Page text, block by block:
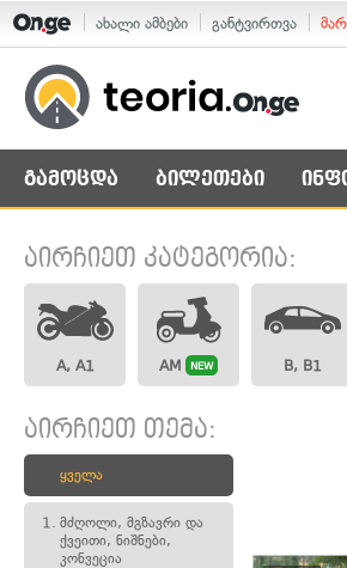
ახალი ამბები განტვირთვა
გამოცდა ბილეთები
აირჩიეთ კატეგორია:
A, A1 AM NEW B, B1
აირჩიეთ თემა:
ყველა
1. მძღოლი, მგზავრი და
ქვეითი, ნიშნები,
კონვეცია